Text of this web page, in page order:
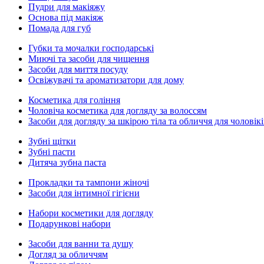
Пудри для макіяжу
Основа під макіяж
Помада для губ
Губки та мочалки господарські
Миючі та засоби для чищення
Засоби для миття посуду
Освіжувачі та ароматизатори для дому
Косметика для гоління
Чоловіча косметика для догляду за волоссям
Засоби для догляду за шкірою тіла та обличчя для
Зубні щітки
Зубні пасти
Дитяча зубна паста
Прокладки та тампони жіночі
Засоби для інтимної гігієни
Набори косметики для догляду
Подарункові набори
Засоби для ванни та душу
Догляд за обличчям